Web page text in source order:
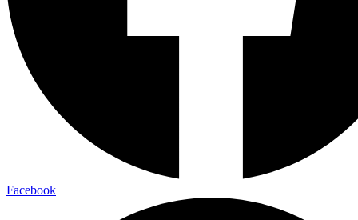
Facebook